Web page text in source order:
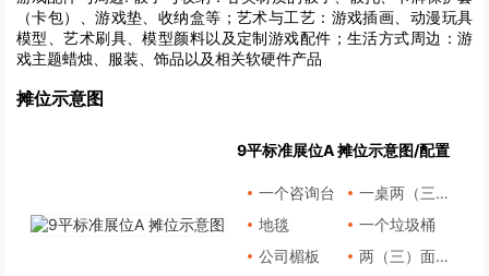
（卡包）、游戏垫、收纳盒等；艺术与工艺：游戏插画、动漫玩具
模型、艺术刷具、模型颜料以及定制游戏配件；生活方式周边：游
戏主题蜡烛、服装、饰品以及相关软硬件产品
摊位示意图
9平标准展位A 摊位示意图/配置
一个咨询台
一桌两（三）椅
地毯
一个垃圾桶
公司楣板
两（三）面墙板